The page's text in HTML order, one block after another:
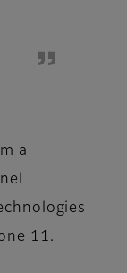
a
11.